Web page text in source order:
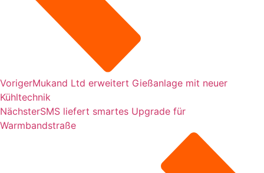
VorigerMukand Ltd erweitert Gießanlage mit neuer
Kühltechnik
NächsterSMS liefert smartes Upgrade für
Warmbandstraße